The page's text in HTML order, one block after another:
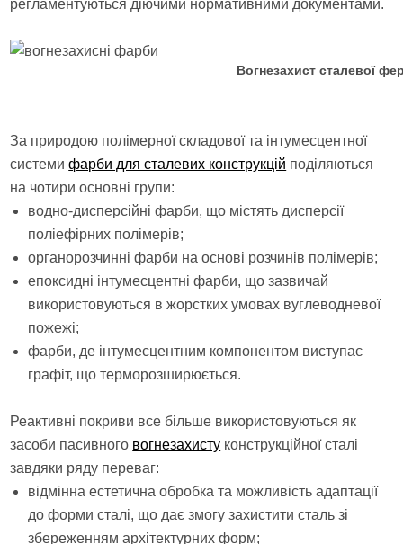
регламентуються діючими нормативними документами.
Вогнезахист сталевої
За природою полімерної складової та інтумесцентної
системифарби для сталевих конструкцій поділяються
на чотири основні групи:
водно-дисперсійні фарби, що містять дисперсії
поліефірних полімерів;
органорозчинні фарби на основі розчинів полімерів;
епоксидні інтумесцентні фарби, що зазвичай
використовуються в жорстких умовах вуглеводневої
пожежі;
фарби, де інтумесцентним компонентом виступає
графіт, що терморозширюється.
Реактивні покриви все більше використовуються як
засоби пасивного вогнезахисту конструкційної сталі
завдяки ряду переваг:
відмінна естетична обробка та можливість адаптації
до форми сталі, що дає змогу захистити сталь зі
збереженням архітектурних форм;